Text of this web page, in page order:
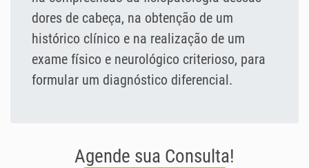
dores de cabeça, na obtenção de um
histórico clínico e na realização de um
exame físico e neurológico criterioso, para
formular um diagnóstico diferencial.
Agende sua Consulta!